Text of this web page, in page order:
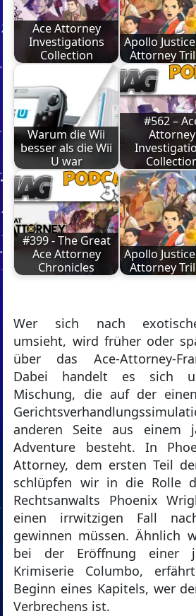
Ace Attorney
Investigations
Collection
Apollo
Attorney
Warum die Wii
besser als die Wii
U war
#562 –
Attorney
#399 - The Great
Ace Attorney
Chronicles
Apollo
Attorney
Wer sich nach
umsieht, wird früher oder
über das Ace-Attorney-
Dabei handelt es sich
Mischung, die auf der
anderen Seite aus einem
Adventure besteht. In
Attorney, dem ersten Teil
schlüpfen wir in die Rolle
Rechtsanwalts Phoenix
einen irrwitzigen Fall
gewinnen müssen. Ähnlich
bei der Eröffnung einer
Krimiserie Columbo,
Beginn eines Kapitels, wer
Verbrechens ist.